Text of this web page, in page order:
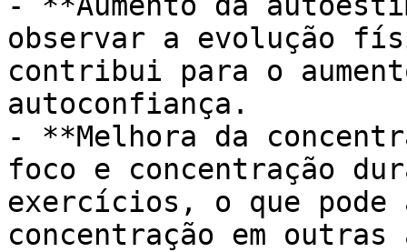
observar a evolução
contribui para o
autoconfiança.
- **Melhora da
foco e concentração
exercícios, o que pode
concentração em